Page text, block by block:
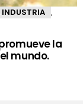
INDUSTRIA
la
mundo.